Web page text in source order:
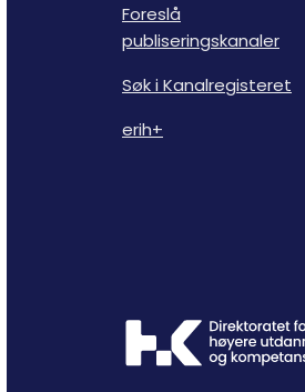
Foreslå
publiseringskanaler
Søk i Kanalregisteret
erih+